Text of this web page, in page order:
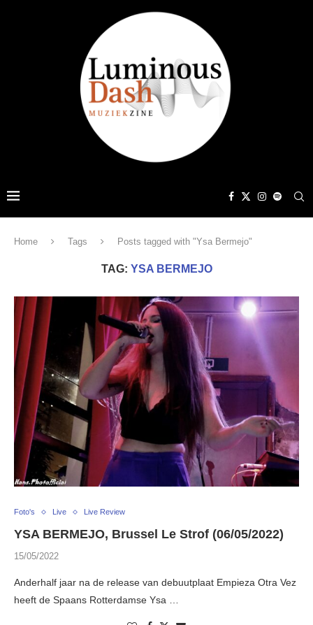
Home Tags Posts tagged with "Ysa Bermejo"
TAG: YSA BERMEJO
Foto's Live Live Review
YSA BERMEJO, Brussel Le Strof (06/05/2022)
15/05/2022
Anderhalf jaar na de release van debuutplaat Empieza Otra Vez
heeft de Spaans Rotterdamse Ysa …